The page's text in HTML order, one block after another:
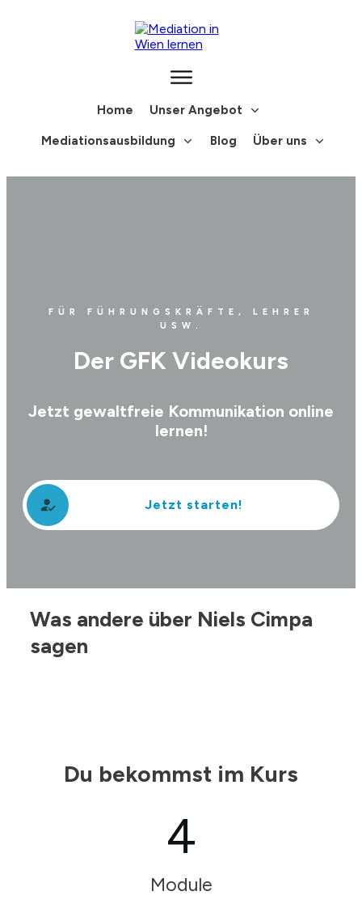
Home Unser Angebot
Mediationsausbildung Blog Über uns
FÜR FÜHRUNGSKRÄFTE, LEHRER
USW.
Der GFK Videokurs
Jetzt gewaltfreie Kommunikation online
lernen!
Jetzt starten!
Was andere über Niels Cimpa
sagen
Du bekommst im Kurs
4
Module